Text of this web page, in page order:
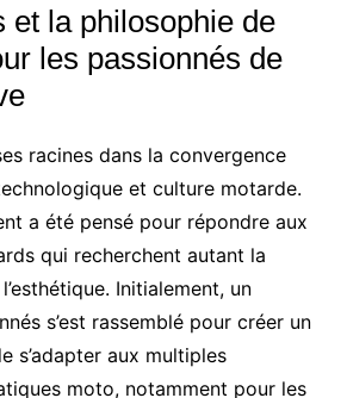
et la philosophie de
les passionnés de
racines dans la convergence
et culture motarde.
a été pensé pour répondre aux
qui recherchent autant la
Initialement, un
s’est rassemblé pour créer un
s’adapter aux multiples
moto, notamment pour les